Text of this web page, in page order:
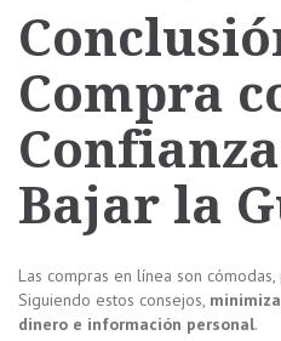
Compra
Bajar la
Las compras en línea son
Siguiendo estos consejos,
dinero e información personal.